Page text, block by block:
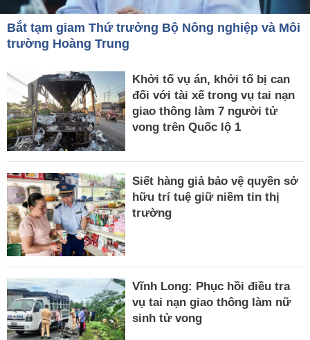
Bắt tạm giam Thứ trưởng Bộ Nông nghiệp và Môi
trường Hoàng Trung
Khởi tố vụ án, khởi tố bị can
đối với tài xế trong vụ tai nạn
giao thông làm 7 người tử
vong trên Quốc lộ 1
Siết hàng giả bảo vệ quyền sở
hữu trí tuệ giữ niềm tin thị
trường
Vĩnh Long: Phục hồi điều tra
vụ tai nạn giao thông làm nữ
sinh tử vong